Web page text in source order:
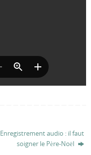
Enregistrement audio : il faut
soigner le Père-Noël